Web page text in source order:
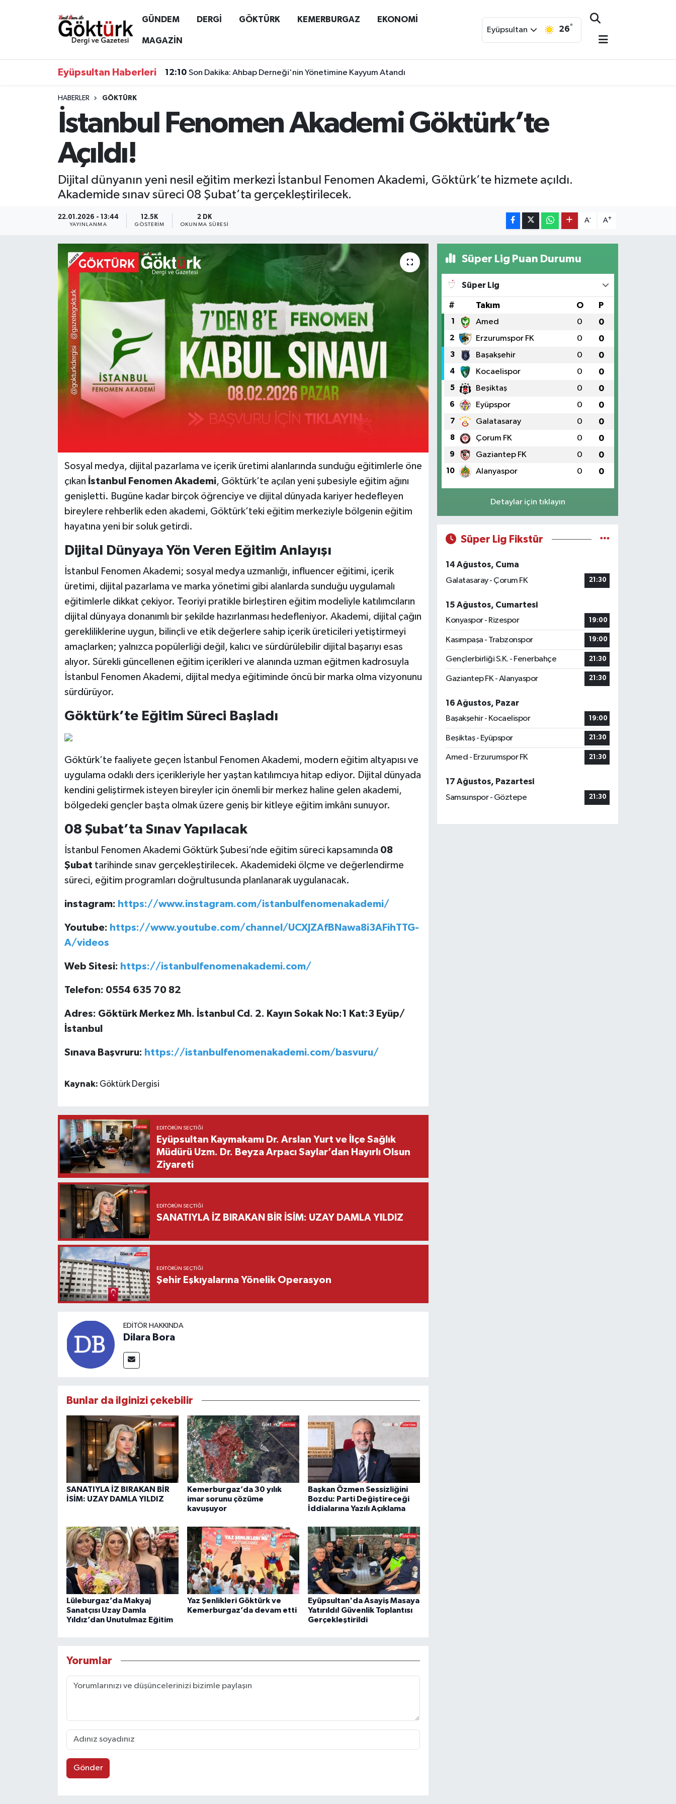
GÜNDEM DERGİ GÖKTÜRK KEMERBURGAZ EKONOMİ
MAGAZİN
Eyüpsultan 26°
Eyüpsultan Haberleri 12:10 Son Dakika: Ahbap Derneği'nin Yönetimine Kayyum Atandı
HABERLER GÖKTÜRK
İstanbul Fenomen Akademi Göktürk’te
Açıldı!
Dijital dünyanın yeni nesil eğitim merkezi İstanbul Fenomen Akademi, Göktürk’te hizmete açıldı.
Akademide sınav süreci 08 Şubat’ta gerçekleştirilecek.
22.01.2026 - 13:44
YAYINLANMA
12.5K
GÖSTERIM
2 DK
OKUNMA SÜRESI
A- A+
Sosyal medya, dijital pazarlama ve içerik üretimi alanlarında sunduğu eğitimlerle öne
çıkan İstanbul Fenomen Akademi, Göktürk’te açılan yeni şubesiyle eğitim ağını
genişletti. Bugüne kadar birçok öğrenciye ve dijital dünyada kariyer hedefleyen
bireylere rehberlik eden akademi, Göktürk’teki eğitim merkeziyle bölgenin eğitim
hayatına yeni bir soluk getirdi.
Dijital Dünyaya Yön Veren Eğitim Anlayışı
İstanbul Fenomen Akademi; sosyal medya uzmanlığı, influencer eğitimi, içerik
üretimi, dijital pazarlama ve marka yönetimi gibi alanlarda sunduğu uygulamalı
eğitimlerle dikkat çekiyor. Teoriyi pratikle birleştiren eğitim modeliyle katılımcıların
dijital dünyaya donanımlı bir şekilde hazırlanması hedefleniyor. Akademi, dijital çağın
gerekliliklerine uygun, bilinçli ve etik değerlere sahip içerik üreticileri yetiştirmeyi
amaçlarken; yalnızca popülerliği değil, kalıcı ve sürdürülebilir dijital başarıyı esas
alıyor. Sürekli güncellenen eğitim içerikleri ve alanında uzman eğitmen kadrosuyla
İstanbul Fenomen Akademi, dijital medya eğitiminde öncü bir marka olma vizyonunu
sürdürüyor.
Göktürk’te Eğitim Süreci Başladı
Göktürk’te faaliyete geçen İstanbul Fenomen Akademi, modern eğitim altyapısı ve
uygulama odaklı ders içerikleriyle her yaştan katılımcıya hitap ediyor. Dijital dünyada
kendini geliştirmek isteyen bireyler için önemli bir merkez haline gelen akademi,
bölgedeki gençler başta olmak üzere geniş bir kitleye eğitim imkânı sunuyor.
08 Şubat’ta Sınav Yapılacak
İstanbul Fenomen Akademi Göktürk Şubesi’nde eğitim süreci kapsamında 08
Şubat tarihinde sınav gerçekleştirilecek. Akademideki ölçme ve değerlendirme
süreci, eğitim programları doğrultusunda planlanarak uygulanacak.
instagram: https://www.instagram.com/istanbulfenomenakademi/
Youtube: https://www.youtube.com/channel/UCXJZAfBNawa8i3AFihTTG-
A/videos
Web Sitesi: https://istanbulfenomenakademi.com/
Telefon: 0554 635 70 82
Adres: Göktürk Merkez Mh. İstanbul Cd. 2. Kayın Sokak No:1 Kat:3 Eyüp/
İstanbul
Sınava Başvruru: https://istanbulfenomenakademi.com/basvuru/
Kaynak: Göktürk Dergisi
EDITÖRÜN SEÇTIĞI
Eyüpsultan Kaymakamı Dr. Arslan Yurt ve İlçe Sağlık
Müdürü Uzm. Dr. Beyza Arpacı Saylar’dan Hayırlı Olsun
Ziyareti
EDITÖRÜN SEÇTIĞI
SANATIYLA İZ BIRAKAN BİR İSİM: UZAY DAMLA YILDIZ
EDITÖRÜN SEÇTIĞI
Şehir Eşkıyalarına Yönelik Operasyon
EDITÖR HAKKINDA
Dilara Bora
Bunlar da ilginizi çekebilir
SANATIYLA İZ BIRAKAN BİR
İSİM: UZAY DAMLA YILDIZ
Kemerburgaz’da 30 yılık
imar sorunu çözüme
kavuşuyor
Başkan Özmen Sessizliğini
Bozdu: Parti Değiştireceği
İddialarına Yazılı Açıklama
Lüleburgaz’da Makyaj
Sanatçısı Uzay Damla
Yıldız’dan Unutulmaz Eğitim
Yaz Şenlikleri Göktürk ve
Kemerburgaz’da devam etti
Eyüpsultan'da Asayiş Masaya
Yatırıldı! Güvenlik Toplantısı
Gerçekleştirildi
Yorumlar
Gönder
Süper Lig Puan Durumu
Süper Lig
# Takım O P
1 Amed 0 0
2 Erzurumspor FK 0 0
3 Başakşehir 0 0
4 Kocaelispor 0 0
5 Beşiktaş 0 0
6 Eyüpspor 0 0
7 Galatasaray 0 0
8 Çorum FK 0 0
9 Gaziantep FK 0 0
10 Alanyaspor 0 0
Detaylar için tıklayın
Süper Lig Fikstür
14 Ağustos, Cuma
Galatasaray - Çorum FK
21:30
15 Ağustos, Cumartesi
Konyaspor - Rizespor
19:00
Kasımpaşa - Trabzonspor 19:00
Gençlerbirliği S.K. - Fenerbahçe 21:30
Gaziantep FK - Alanyaspor 21:30
16 Ağustos, Pazar
Başakşehir - Kocaelispor
19:00
Beşiktaş - Eyüpspor 21:30
Amed - Erzurumspor FK 21:30
17 Ağustos, Pazartesi
Samsunspor - Göztepe
21:30
Anne Çocuk
GÖKTÜRK
GÜNDEM
KEMERBURGAZ
KÜLTÜR - SANAT
MAGAZİN
ÖZEL HABER
TEKNOLOJİ
Eyüpsultan Hava Durumu
Tüm Manşetler
Son Dakika Haberleri